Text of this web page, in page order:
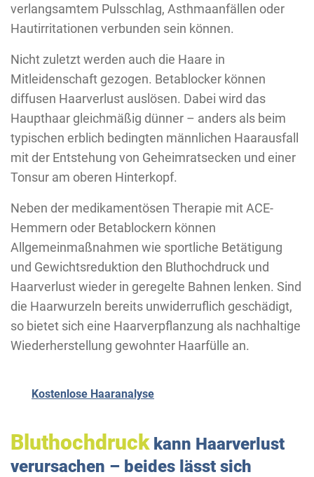
verlangsamtem Pulsschlag, Asthmaanfällen oder
Hautirritationen verbunden sein können.
Nicht zuletzt werden auch die Haare in
Mitleidenschaft gezogen. Betablocker können
diffusen Haarverlust auslösen. Dabei wird das
Haupthaar gleichmäßig dünner – anders als beim
typischen erblich bedingten männlichen Haarausfall
mit der Entstehung von Geheimratsecken und einer
Tonsur am oberen Hinterkopf.
Neben der medikamentösen Therapie mit ACE-
Hemmern oder Betablockern können
Allgemeinmaßnahmen wie sportliche Betätigung
und Gewichtsreduktion den Bluthochdruck und
Haarverlust wieder in geregelte Bahnen lenken. Sind
die Haarwurzeln bereits unwiderruflich geschädigt,
so bietet sich eine Haarverpflanzung als nachhaltige
Wiederherstellung gewohnter Haarfülle an.
Kostenlose Haaranalyse
Bluthochdruckkann Haarverlust
verursachen – beides lässt sich